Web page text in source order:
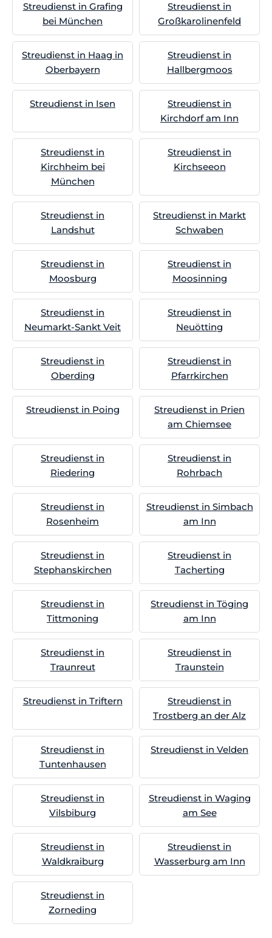
Streudienst in Grafing
bei München
Streudienst in
Großkarolinenfeld
Streudienst in Haag in
Oberbayern
Streudienst in
Hallbergmoos
Streudienst in Isen
Streudienst in
Kirchdorf am Inn
Streudienst in
Kirchheim bei
München
Streudienst in
Kirchseeon
Streudienst in
Landshut
Streudienst in Markt
Schwaben
Streudienst in
Moosburg
Streudienst in
Moosinning
Streudienst in
Neumarkt-Sankt Veit
Streudienst in
Neuötting
Streudienst in
Oberding
Streudienst in
Pfarrkirchen
Streudienst in Poing
Streudienst in Prien
am Chiemsee
Streudienst in
Riedering
Streudienst in
Rohrbach
Streudienst in
Rosenheim
Streudienst in Simbach
am Inn
Streudienst in
Stephanskirchen
Streudienst in
Tacherting
Streudienst in
Tittmoning
Streudienst in Töging
am Inn
Streudienst in
Traunreut
Streudienst in
Traunstein
Streudienst in Triftern
Streudienst in
Trostberg an der Alz
Streudienst in
Tuntenhausen
Streudienst in Velden
Streudienst in
Vilsbiburg
Streudienst in Waging
am See
Streudienst in
Waldkraiburg
Streudienst in
Wasserburg am Inn
Streudienst in
Zorneding